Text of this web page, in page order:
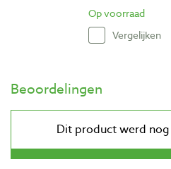
Op voorraad
Vergelijken
Beoordelingen